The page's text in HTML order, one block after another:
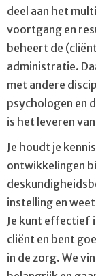
deel aan het
voortgang en
beheert de
administratie.
met andere
psychologen en
is het leveren
Je houdt je
ontwikkelingen
instelling en
Je kunt effectief
cliënt en bent
in de zorg. We